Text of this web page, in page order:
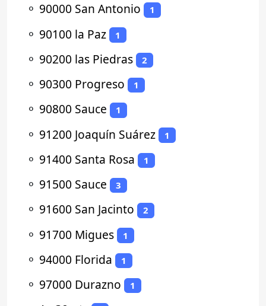
⚬ 90000 San Antonio 1
⚬ 90100 la Paz 1
⚬ 90200 las Piedras 2
⚬ 90300 Progreso 1
⚬ 90800 Sauce 1
⚬ 91200 Joaquín Suárez 1
⚬ 91400 Santa Rosa 1
⚬ 91500 Sauce 3
⚬ 91600 San Jacinto 2
⚬ 91700 Migues 1
⚬ 94000 Florida 1
⚬ 97000 Durazno 1